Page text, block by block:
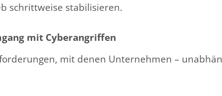
schrittweise stabilisieren.
mit Cyberangriffen
mit denen Unternehmen –